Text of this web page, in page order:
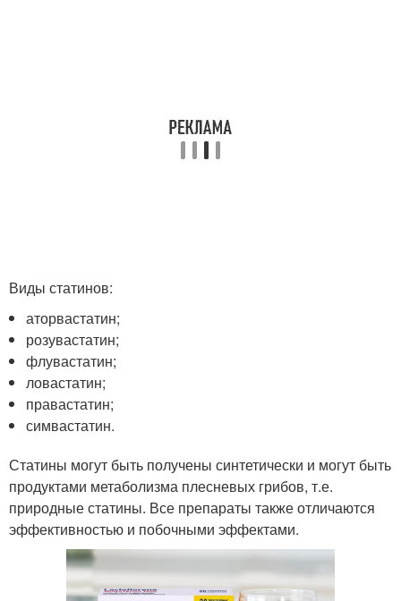
Виды статинов:
аторвастатин;
розувастатин;
флувастатин;
ловастатин;
правастатин;
симвастатин.
Статины могут быть получены синтетически и могут быть
продуктами метаболизма плесневых грибов, т.е.
природные статины. Все препараты также отличаются
эффективностью и побочными эффектами.